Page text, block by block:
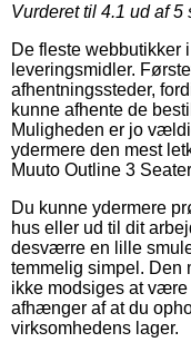
Vurderet til 4.1 ud af 5
De fleste webbutikker
leveringsmidler.
afhentningssteder,
kunne afhente de
Muligheden er jo
ydermere den mest
Muuto Outline 3
Du kunne ydermere
hus eller ud til dit
desværre en lille
temmelig simpel. Den
ikke modsiges at være
afhænger af at du
virksomhedens lager.